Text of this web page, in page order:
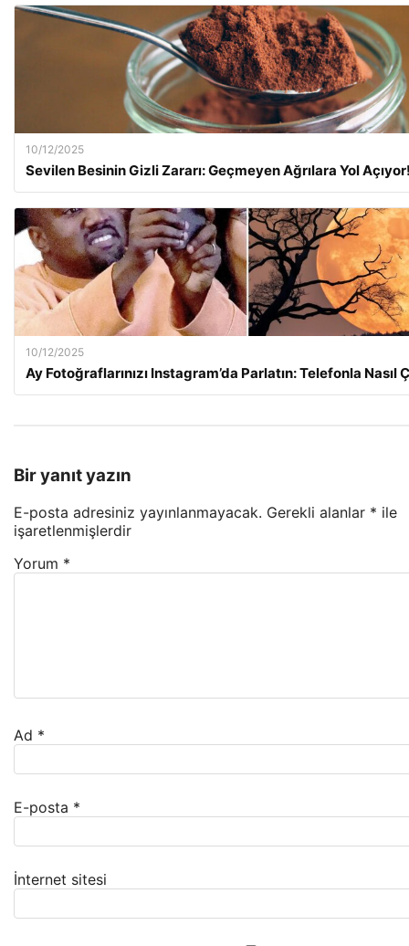
10/12/2025
Sevilen Besinin Gizli Zararı: Geçmeyen Ağrılara Yol
10/12/2025
Ay Fotoğraflarınızı Instagram’da Parlatın: Telefonla Nasıl
Bir yanıt yazın
E-posta adresiniz yayınlanmayacak. Gerekli alanlar * ile
işaretlenmişlerdir
Yorum *
Ad *
E-posta *
İnternet sitesi